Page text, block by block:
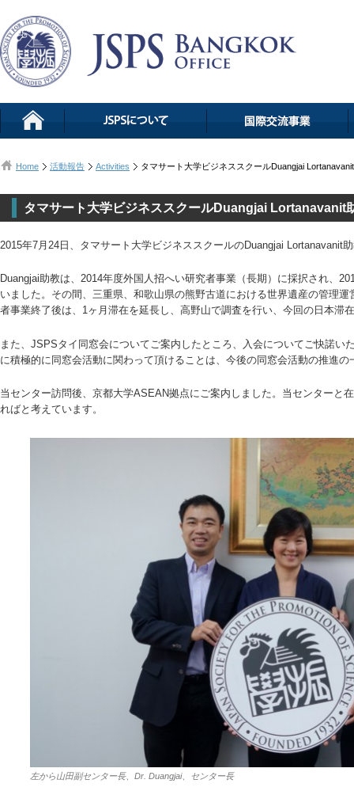
Home 活動報告 Activities タマサート大学ビジネススクールDuangjai
タマサート大学ビジネススクールDuangjai Lortanavanit
2015年7月24日、タマサート大学ビジネススクールのDuangjai Lortanavanit
Duangjai助教は、2014年度外国人招へい研究者事業（長期）に採択され、
いました。その間、三重県、和歌山県の熊野古道における世界遺産の管理
者事業終了後は、1ヶ月滞在を延長し、高野山で調査を行い、今回の日本滞
また、JSPSタイ同窓会についてご案内したところ、入会についてご快諾い
に積極的に同窓会活動に関わって頂けることは、今後の同窓会活動の推進
当センター訪問後、京都大学ASEAN拠点にご案内しました。当センターと
ればと考えています。
左から山田副センター長、Dr. Duangjai、センター長